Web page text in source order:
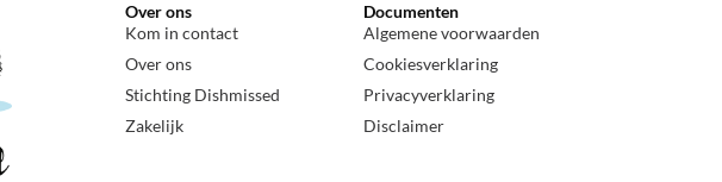
Over ons
Kom in contact
Over ons
Stichting Dishmissed
Zakelijk
Documenten
Algemene voorwaarden
Cookiesverklaring
Privacyverklaring
Disclaimer